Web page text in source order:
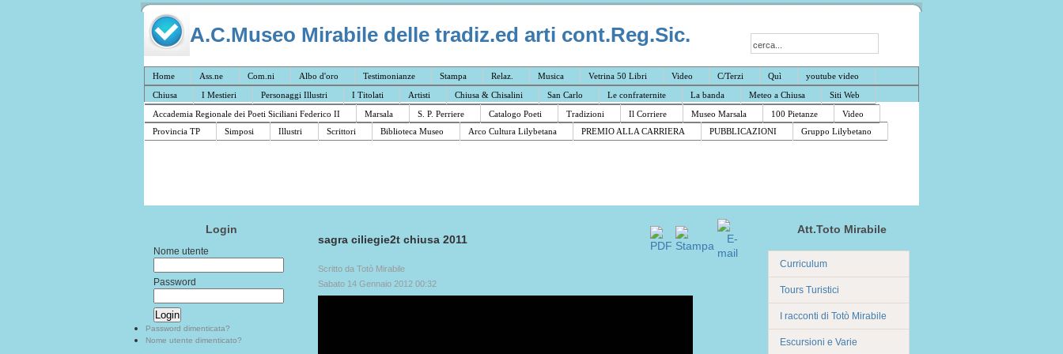
A.C.Museo Mirabile delle tradiz.ed arti cont.Reg.Sic.
Home Ass.ne Com.ni Albo d'oro Testimonianze Stampa Relaz. Musica Vetrina 50 Libri Video C/Terzi Quì
youtube video
Chiusa
I Mestieri Personaggi Illustri I Titolati Artisti Chiusa & Chisalini San Carlo Le confraternite La banda Meteo a Chiusa
Siti Web
Accademia Regionale dei Poeti Siciliani Federico II
Marsala S. P. Perriere Catalogo Poeti Tradizioni Il Corriere Museo Marsala 100 Pietanze
Video
Provincia TP
Simposi Illustri Scrittori Biblioteca Museo Arco Cultura Lilybetana PREMIO ALLA CARRIERA PUBBLICAZIONI Gruppo Lilybetano
Login
Nome utente
Password
Password dimenticata?
Nome utente dimenticato?
sagra ciliegie2t chiusa 2011
Scritto da Totò Mirabile
Sabato 14 Gennaio 2012 00:32
Att.Toto Mirabile
Curriculum
Tours Turistici
I racconti di Totò Mirabile
Escursioni e Varie